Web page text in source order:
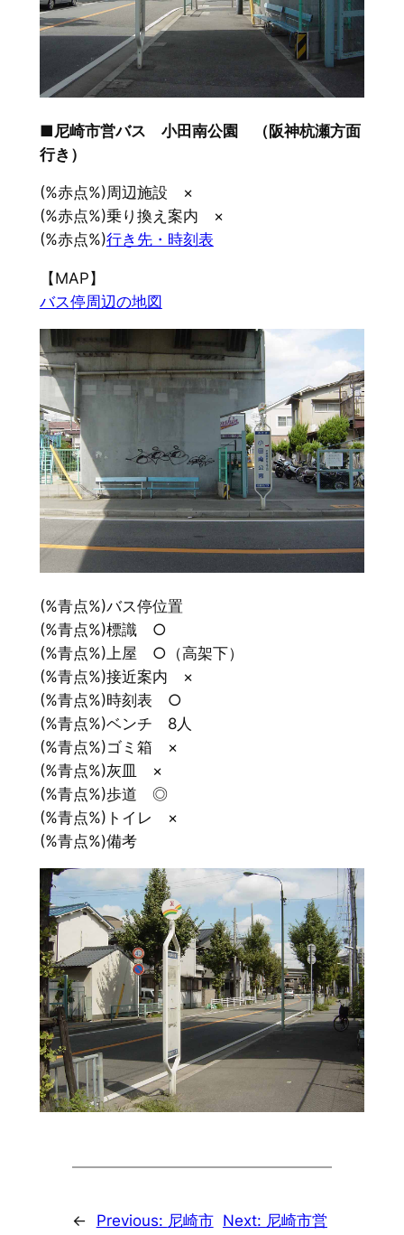
■尼崎市営バス 小田南公園 （阪神杭瀬方面
行き）
(%赤点%)周辺施設 ×
(%赤点%)乗り換え案内 ×
(%赤点%)行き先・時刻表
【MAP】
バス停周辺の地図
(%青点%)バス停位置
(%青点%)標識 ○
(%青点%)上屋 ○（高架下）
(%青点%)接近案内 ×
(%青点%)時刻表 ○
(%青点%)ベンチ 8人
(%青点%)ゴミ箱 ×
(%青点%)灰皿 ×
(%青点%)歩道 ◎
(%青点%)トイレ ×
(%青点%)備考
← Previous: 尼崎市 Next: 尼崎市営